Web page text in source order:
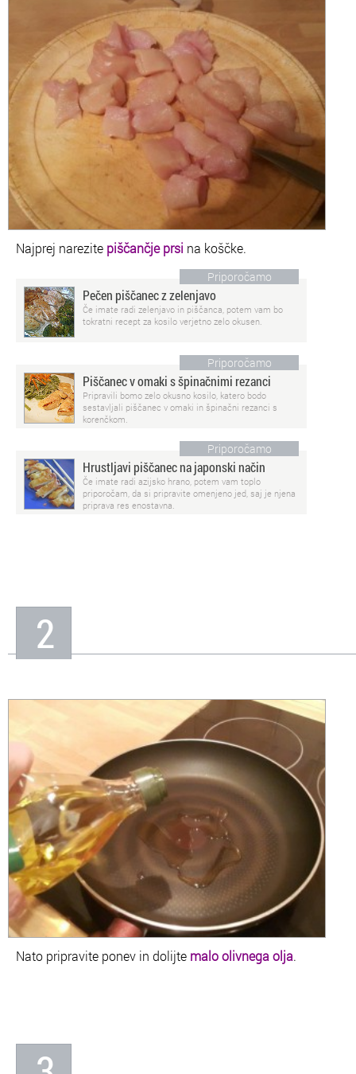
Najprej narezite piščančje prsi na koščke.
Priporočamo
Pečen piščanec z zelenjavo
Če imate radi zelenjavo in piščanca, potem vam bo
tokratni recept za kosilo verjetno zelo okusen.
Priporočamo
Piščanec v omaki s špinačnimi rezanci
Pripravili bomo zelo okusno kosilo, katero bodo
sestavljali piščanec v omaki in špinačni rezanci s
korenčkom.
Priporočamo
Hrustljavi piščanec na japonski način
Če imate radi azijsko hrano, potem vam toplo
priporočam, da si pripravite omenjeno jed, saj je njena
priprava res enostavna.
2
Nato pripravite ponev in dolijte malo olivnega olja.